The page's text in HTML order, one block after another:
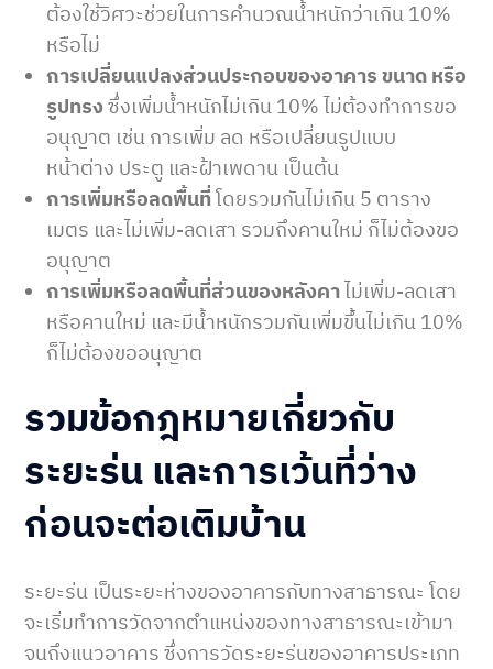
ต้องใช้วิศวะช่วยในการคำนวณน้ำหนักว่าเกิน 10%
หรือไม่
การเปลี่ยนแปลงส่วนประกอบของอาคาร ขนาด หรือ
รูปทรง ซึ่งเพิ่มน้ำหนักไม่เกิน 10% ไม่ต้องทำการขอ
อนุญาต เช่น การเพิ่ม ลด หรือเปลี่ยนรูปแบบ
หน้าต่าง ประตู และฝ้าเพดาน เป็นต้น
การเพิ่มหรือลดพื้นที่ โดยรวมกันไม่เกิน 5 ตาราง
เมตร และไม่เพิ่ม-ลดเสา รวมถึงคานใหม่ ก็ไม่ต้องขอ
อนุญาต
การเพิ่มหรือลดพื้นที่ส่วนของหลังคา ไม่เพิ่ม-ลดเสา
หรือคานใหม่ และมีน้ำหนักรวมกันเพิ่มขึ้นไม่เกิน 10%
ก็ไม่ต้องขออนุญาต
รวมข้อกฎหมายเกี่ยวกับ
ระยะร่น และการเว้นที่ว่าง
ก่อนจะต่อเติมบ้าน
ระยะร่น เป็นระยะห่างของอาคารกับทางสาธารณะ โดย
จะเริ่มทำการวัดจากตำแหน่งของทางสาธารณะเข้ามา
จนถึงแนวอาคาร ซึ่งการวัดระยะร่นของอาคารประเภท